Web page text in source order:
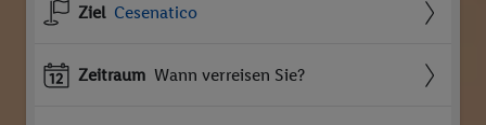
Ziel Cesenatico
Zeitraum Wann verreisen Sie?